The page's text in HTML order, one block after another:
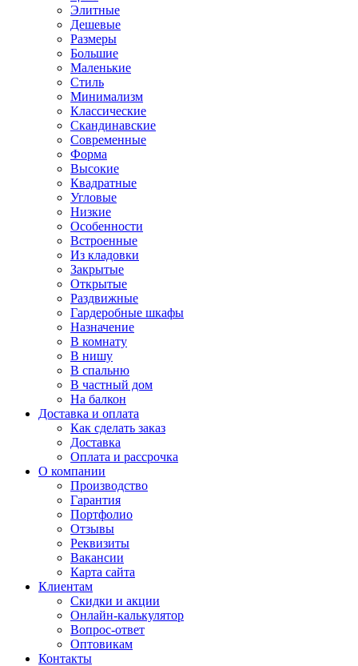
Элитные
Дешевые
Размеры
Большие
Маленькие
Стиль
Минимализм
Классические
Скандинавские
Современные
Форма
Высокие
Квадратные
Угловые
Низкие
Особенности
Встроенные
Из кладовки
Закрытые
Открытые
Раздвижные
Гардеробные шкафы
Назначение
В комнату
В нишу
В спальню
В частный дом
На балкон
Доставка и оплата
Как сделать заказ
Доставка
Оплата и рассрочка
О компании
Производство
Гарантия
Портфолио
Отзывы
Реквизиты
Вакансии
Карта сайта
Клиентам
Скидки и акции
Онлайн-калькулятор
Вопрос-ответ
Оптовикам
Контакты